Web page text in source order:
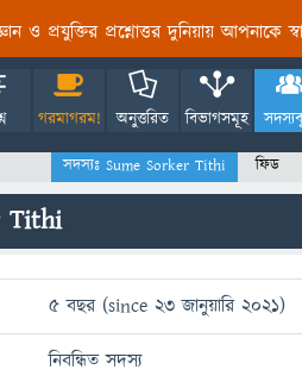
ও প্রযুক্তির প্রশ্নোত্তর দুনিয়ায় আপনাকে
গরমাগরম! অনুত্তরিত বিভাগসমূহ
সদস্যঃ Sume Sorker Tithi ফিড
Tithi
5 বছর (since 23 জানুয়ারি 2021)
নিবন্ধিত সদস্য